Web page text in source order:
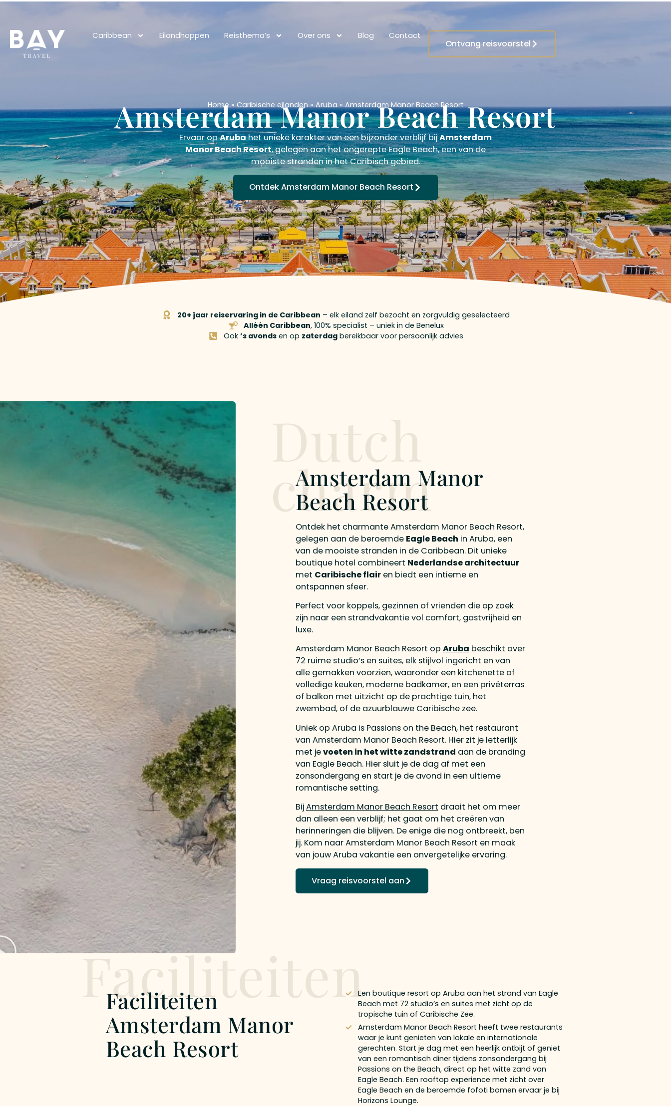
Caribbean Eilandhoppen Reisthema’s Over ons Blog Contact
Ontvang reisvoorstel
Home»Caribische eilanden»Aruba»Amsterdam Manor Beach Resort
Amsterdam Manor Beach Resort
Ervaar opArubahet unieke karakter van een bijzonder verblijf bijAmsterdam
Manor Beach Resort, gelegen aan het ongerepte Eagle Beach, een van de
mooiste stranden in het Caribisch gebied.
Ontdek Amsterdam Manor Beach Resort
20+ jaar reiservaring in de Caribbean – elk eiland zelf bezocht en zorgvuldig geselecteerd
Alléén Caribbean, 100% specialist – uniek in de Benelux
Ook’s avonds en op zaterdag bereikbaar voor persoonlijk advies
Dutch
charm
Amsterdam Manor
Beach Resort
Ontdek het charmante Amsterdam Manor Beach Resort,
gelegen aan de beroemde Eagle Beach in Aruba, een
van de mooiste stranden in de Caribbean. Dit unieke
boutique hotel combineert Nederlandse architectuur
met Caribische flair en biedt een intieme en
ontspannen sfeer.
Perfect voor koppels, gezinnen of vrienden die op zoek
zijn naar een strandvakantie vol comfort, gastvrijheid en
luxe.
Amsterdam Manor Beach Resort op Aruba beschikt over
72 ruime studio’s en suites, elk stijlvol ingericht en van
alle gemakken voorzien, waaronder een kitchenette of
volledige keuken, moderne badkamer, en een privéterras
of balkon met uitzicht op de prachtige tuin, het
zwembad, of de azuurblauwe Caribische zee.
Uniek op Aruba is Passions on the Beach, het restaurant
van Amsterdam Manor Beach Resort. Hier zit je letterlijk
met jevoeten in het witte zandstrand aan de branding
van Eagle Beach. Hier sluit je de dag af met een
zonsondergang en start je de avond in een ultieme
romantische setting.
BijAmsterdam Manor Beach Resort draait het om meer
dan alleen een verblijf; het gaat om het creëren van
herinneringen die blijven. De enige die nog ontbreekt, ben
jij. Kom naar Amsterdam Manor Beach Resort en maak
van jouw Aruba vakantie een onvergetelijke ervaring.
Vraag reisvoorstel aan
Faciliteiten
Amsterdam Manor
Beach Resort
FaciliteitenEen boutique resort op Aruba aan het strand van Eagle
Beach met 72 studio’s en suites met zicht op de
tropische tuin of Caribische Zee.
Amsterdam Manor Beach Resort heeft twee restaurants
waar je kunt genieten van lokale en internationale
gerechten. Start je dag met een heerlijk ontbijt of geniet
van een romantisch diner tijdens zonsondergang bij
Passions on the Beach, direct op het witte zand van
Eagle Beach. Een rooftop experience met zicht over
Eagle Beach en de beroemde fofoti bomen ervaar je bij
Horizons Lounge.